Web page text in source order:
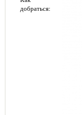
добраться: